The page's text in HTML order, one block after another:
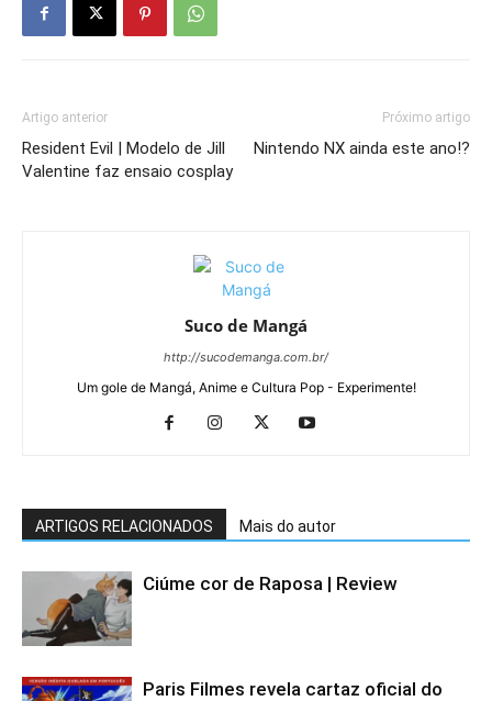
Artigo anterior
Resident Evil | Modelo de Jill
Valentine faz ensaio cosplay
Próximo artigo
Nintendo NX ainda este ano!?
Suco de Mangá
http://sucodemanga.com.br/
Um gole de Mangá, Anime e Cultura Pop - Experimente!
ARTIGOS RELACIONADOS Mais do autor
Ciúme cor de Raposa | Review
Paris Filmes revela cartaz oficial do